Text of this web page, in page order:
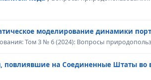
моделирование динамики
Том 3 № 6 (2024): Вопросы
повлиявшие на Соединенные Штаты